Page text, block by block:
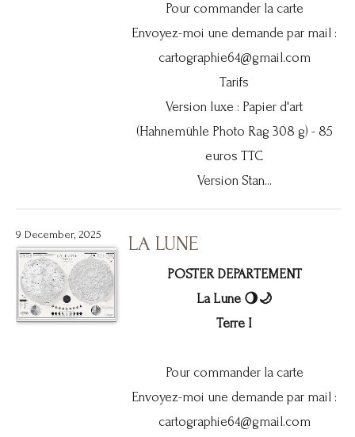
Pour commander la carte
Envoyez-moi une demande par mail :
cartographie64@gmail.com
Tarifs
Version luxe : Papier d'art
(Hahnemühle Photo Rag 308 g) - 85
euros TTC
Version Stan...
9 December, 2025 LA LUNE
POSTER DEPARTEMENT
La Lune 🌖🌙
Terre I
Pour commander la carte
Envoyez-moi une demande par mail :
cartographie64@gmail.com